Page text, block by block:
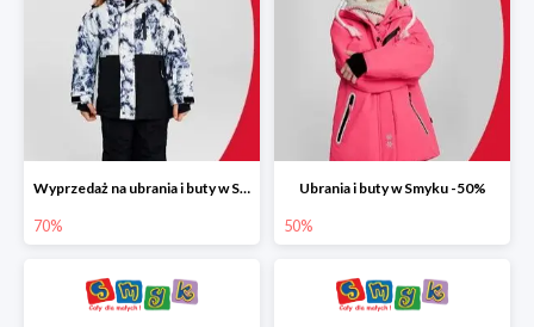
Wyprzedaż na ubrania i buty w Smyku do -70%
70%
Ubrania i buty w Smyku -50%
50%